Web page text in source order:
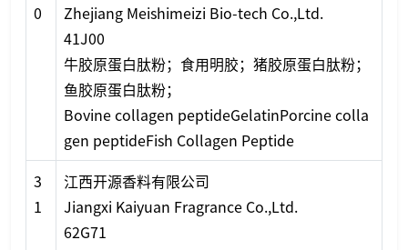
0
Zhejiang Meishimeizi Bio-tech Co.,Ltd.
41J00
牛胶原蛋白肽粉；食用明胶；猪胶原蛋白肽粉；
鱼胶原蛋白肽粉；
Bovine collagen peptideGelatinPorcine colla
gen peptideFish Collagen Peptide
3
1
江西开源香料有限公司
Jiangxi Kaiyuan Fragrance Co.,Ltd.
62G71